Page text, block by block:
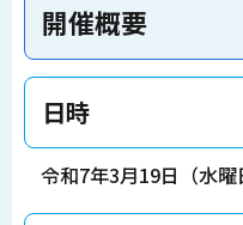
開催概要
日時
令和7年3月19日（水